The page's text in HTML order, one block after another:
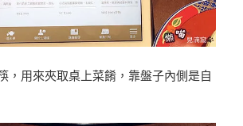
，用來夾取桌上菜餚，靠盤子內側是自